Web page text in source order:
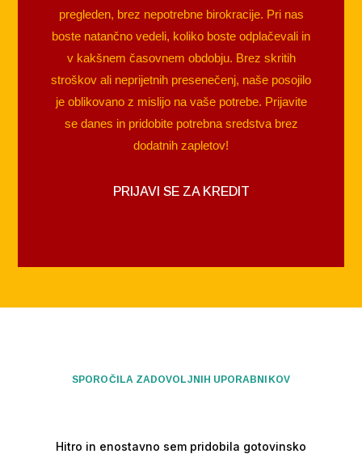
pregleden, brez nepotrebne birokracije. Pri nas
boste natančno vedeli, koliko boste odplačevali in
v kakšnem časovnem obdobju. Brez skritih
stroškov ali neprijetnih presenečenj, naše posojilo
je oblikovano z mislijo na vaše potrebe. Prijavite
se danes in pridobite potrebna sredstva brez
dodatnih zapletov!
PRIJAVI SE ZA KREDIT
SPOROČILA ZADOVOLJNIH UPORABNIKOV
Hitro in enostavno sem pridobila gotovinsko